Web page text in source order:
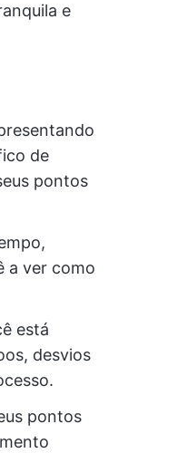
e
de
pontos
a ver como
está
desvios
pontos